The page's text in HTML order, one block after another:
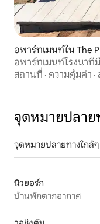
อพาร์ทเมนท์ใน The
อพาร์ทเมนท์โรงนาที่
สถานที่ · ความคุ้มค่า ·
จุดหมายปลาย
จุดหมายปลายทางใกล้ๆ
นิวยอร์ก
บ้านพักตากอากาศ